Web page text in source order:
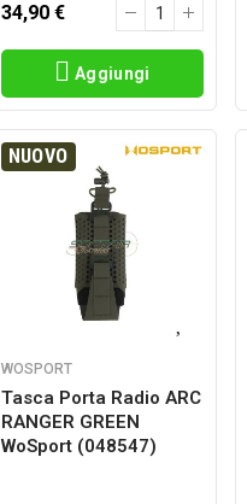
34,90 €
Aggiungi
NUOVO
WOSPORT
Tasca Porta Radio ARC
RANGER GREEN
WoSport (048547)